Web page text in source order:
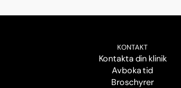
KONTAKT
Kontakta din klinik
Avboka tid
Broschyrer